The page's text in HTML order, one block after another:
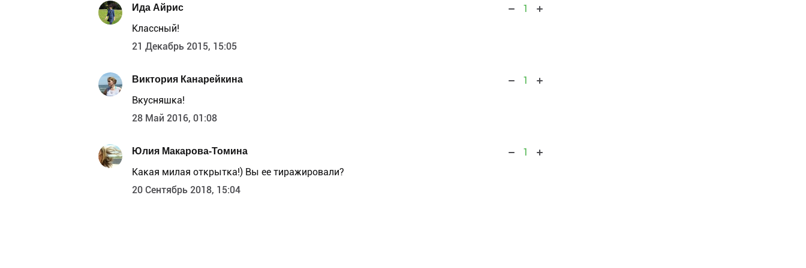
Ида Айрис
1
Классный!
21 Декабрь 2015, 15:05
Виктория Канарейкина
1
Вкусняшка!
28 Май 2016, 01:08
Юлия Макарова-Томина
1
Какая милая открытка!) Вы ее тиражировали?
20 Сентябрь 2018, 15:04